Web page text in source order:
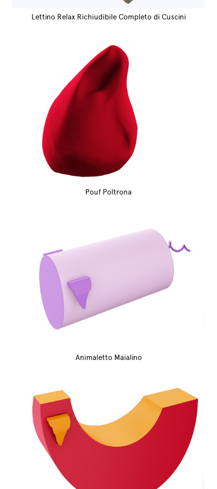
Lettino Relax Richiudibile Completo di Cuscini
Pouf Poltrona
Animaletto Maialino